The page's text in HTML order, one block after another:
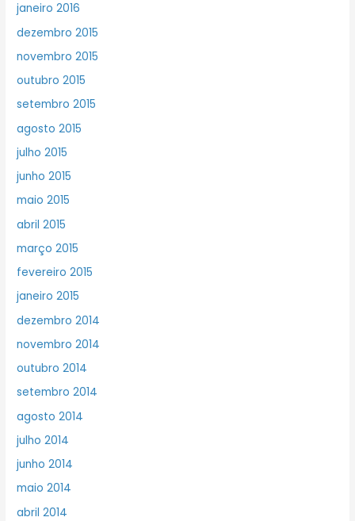
janeiro 2016
dezembro 2015
novembro 2015
outubro 2015
setembro 2015
agosto 2015
julho 2015
junho 2015
maio 2015
abril 2015
março 2015
fevereiro 2015
janeiro 2015
dezembro 2014
novembro 2014
outubro 2014
setembro 2014
agosto 2014
julho 2014
junho 2014
maio 2014
abril 2014